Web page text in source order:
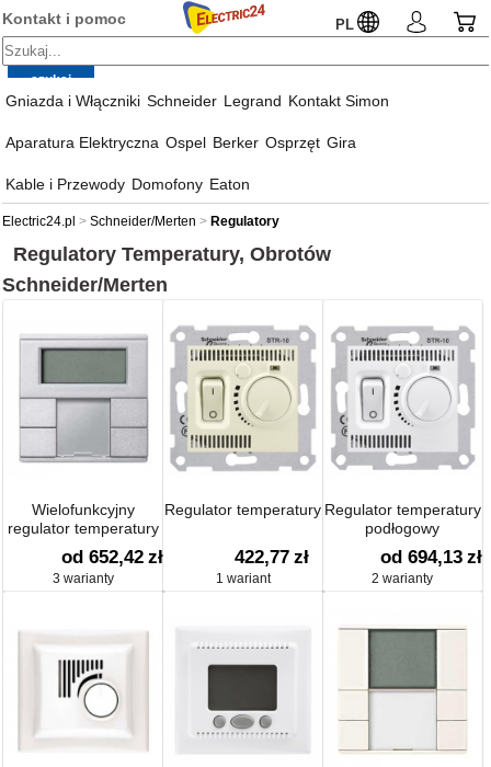
Kontakt i pomoc PL
Gniazda i Włączniki Schneider Legrand Kontakt Simon
Aparatura Elektryczna Ospel Berker Osprzęt Gira
Kable i Przewody Domofony Eaton
Electric24.pl Schneider/Merten Regulatory
Regulatory Temperatury, Obrotów
Schneider/Merten
Wielofunkcyjny
regulator temperatury
system M
od 652,42 zł
3 warianty
Regulator temperatury
422,77 zł
1 wariant
Regulator temperatury
podłogowy
od 694,13 zł
2 warianty